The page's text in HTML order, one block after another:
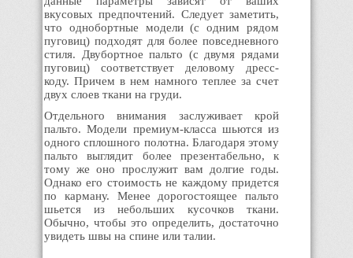
вкусовых предпочтений. Следует заметить,
что однобортные модели (с одним рядом
пуговиц) подходят для более повседневного
стиля. Двубортное пальто (с двумя рядами
пуговиц) соответствует деловому дресс-
коду. Причем в нем намного теплее за счет
двух слоев ткани на груди.
Отдельного внимания заслуживает крой
пальто. Модели премиум-класса шьются из
одного сплошного полотна. Благодаря этому
пальто выглядит более презентабельно, к
тому же оно прослужит вам долгие годы.
Однако его стоимость не каждому придется
по карману. Менее дорогостоящее пальто
шьется из небольших кусочков ткани.
Обычно, чтобы это определить, достаточно
увидеть швы на спине или талии.